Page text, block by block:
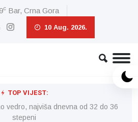
c Bar, Crna Gora
10 Aug. 2026.
TOP VIJEST:
vedro, najviša dnevna od 32 do 36
stepeni